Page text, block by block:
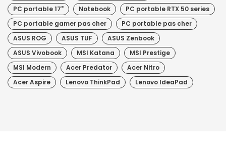
PC portable 17"
Notebook
PC portable RTX 50 series
PC portable gamer pas cher
PC portable pas cher
ASUS ROG
ASUS TUF
ASUS Zenbook
ASUS Vivobook
MSI Katana
MSI Prestige
MSI Modern
Acer Predator
Acer Nitro
Acer Aspire
Lenovo ThinkPad Lenovo IdeaPad